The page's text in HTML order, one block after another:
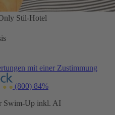
Stil-Hotel
mit einer Zustimmung
(800) 84%
Swim-Up inkl. AI